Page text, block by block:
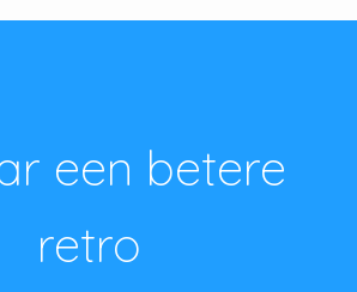
een betere
retro